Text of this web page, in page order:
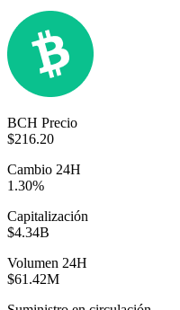
BCH Precio
$216.20
Cambio 24H
1.30%
Capitalización
$4.34B
Volumen 24H
$61.42M